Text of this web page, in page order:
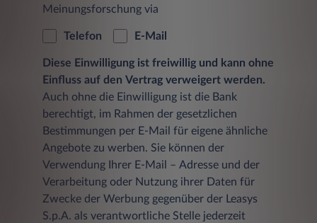
Meinungsforschung via
Telefon E-Mail
Diese Einwilligung ist freiwillig und kann ohne
Einfluss auf den Vertrag verweigert werden.
Auch ohne die Einwilligung ist die Bank
berechtigt, im Rahmen der gesetzlichen
Bestimmungen per E-Mail für eigene ähnliche
Angebote zu werben. Sie können der
Verwendung Ihrer E-Mail – Adresse und der
Verarbeitung oder Nutzung ihrer Daten für
Zwecke der Werbung gegenüber der Leasys
S.p.A. als verantwortliche Stelle jederzeit